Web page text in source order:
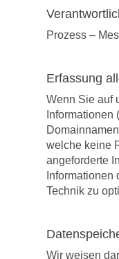
Prozess –
Erfassung
Wenn Sie auf
welche keine
angeforderte
Technik zu
Wir weisen